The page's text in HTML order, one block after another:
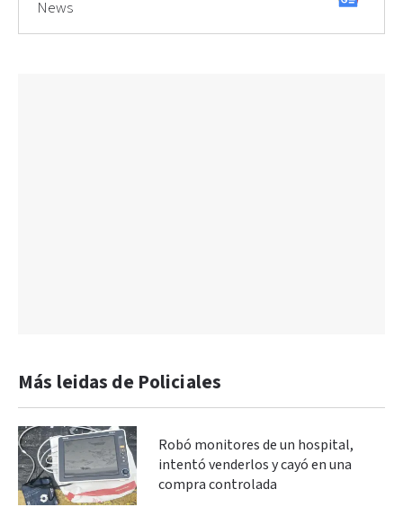
News
Más leidas de Policiales
Robó monitores de un hospital,
intentó venderlos y cayó en una
compra controlada